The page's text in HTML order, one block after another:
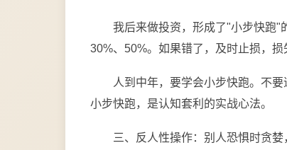
我后来做投资，形成了"小步快跑"
30%、50%。如果错了，及时止损，
人到中年，要学会小步快跑。不
小步快跑，是认知套利的实战心法。
三、反人性操作：别人恐惧时贪